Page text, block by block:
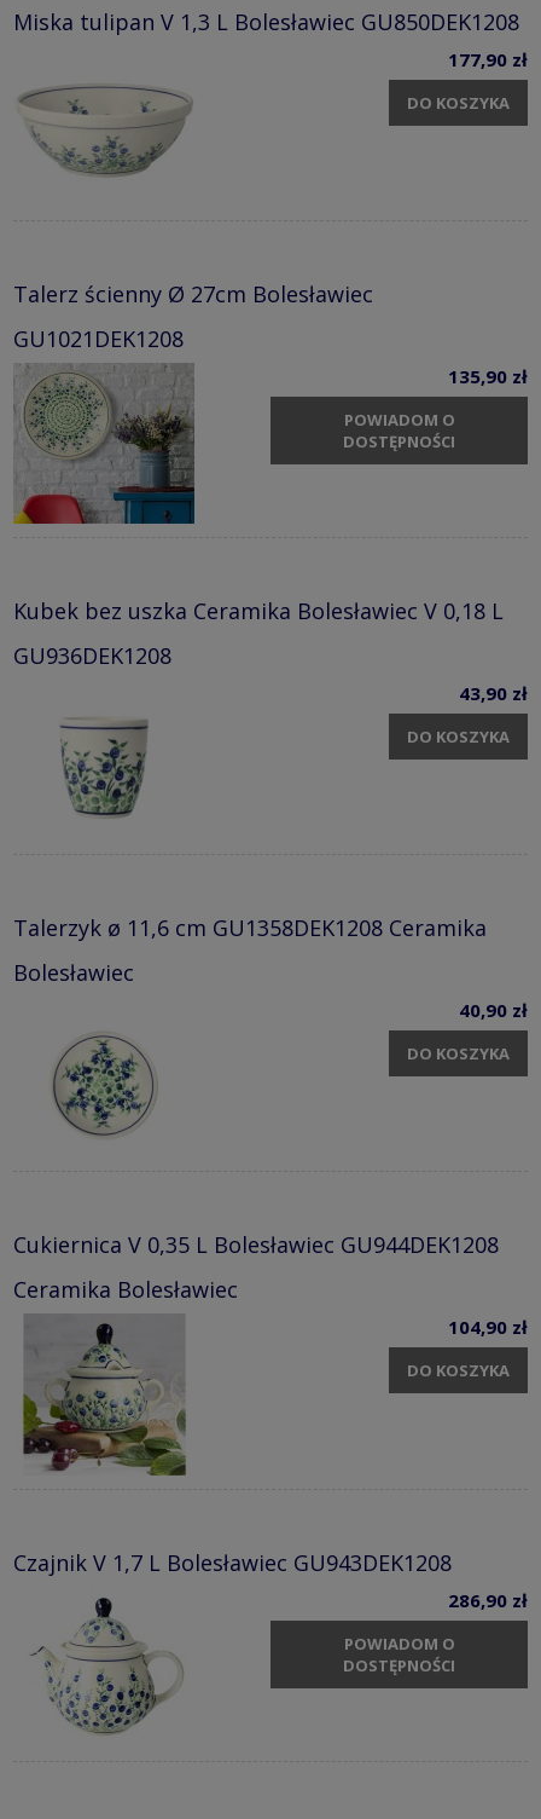
Miska tulipan V 1,3 L Bolesławiec GU850DEK1208
177,90 zł
DO KOSZYKA
Talerz ścienny Ø 27cm Bolesławiec
GU1021DEK1208
135,90 zł
POWIADOM O
DOSTĘPNOŚCI
Kubek bez uszka Ceramika Bolesławiec V 0,18 L
GU936DEK1208
43,90 zł
DO KOSZYKA
Talerzyk ø 11,6 cm GU1358DEK1208 Ceramika
Bolesławiec
40,90 zł
DO KOSZYKA
Cukiernica V 0,35 L Bolesławiec GU944DEK1208
Ceramika Bolesławiec
104,90 zł
DO KOSZYKA
Czajnik V 1,7 L Bolesławiec GU943DEK1208
286,90 zł
POWIADOM O
DOSTĘPNOŚCI